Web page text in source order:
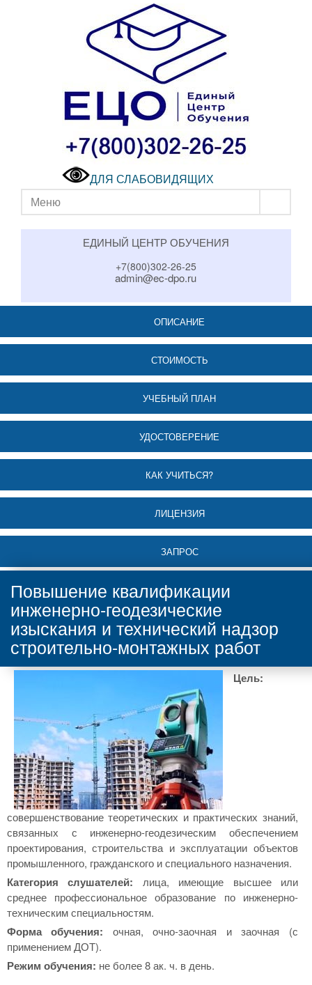
ДЛЯ СЛАБОВИДЯЩИХ
Меню
ЕДИНЫЙ ЦЕНТР ОБУЧЕНИЯ
+7(800)302-26-25
admin@ec-dpo.ru
ОПИСАНИЕ
СТОИМОСТЬ
УЧЕБНЫЙ ПЛАН
УДОСТОВЕРЕНИЕ
КАК УЧИТЬСЯ?
ЛИЦЕНЗИЯ
ЗАПРОС
Повышение квалификации
инженерно-геодезические
изыскания и технический надзор
строительно-монтажных работ
Цель:
совершенствование теоретических и практических знаний,
связанных с инженерно-геодезическим обеспечением
проектирования, строительства и эксплуатации объектов
промышленного, гражданского и специального назначения.
Категория слушателей: лица, имеющие высшее или
среднее профессиональное образование по инженерно-
техническим специальностям.
Форма обучения: очная, очно-заочная и заочная (с
применением ДОТ).
Режим обучения: не более 8 ак. ч. в день.